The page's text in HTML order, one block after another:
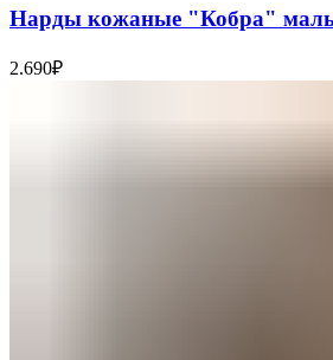
Нарды кожаные "Кобра"
2.690₽